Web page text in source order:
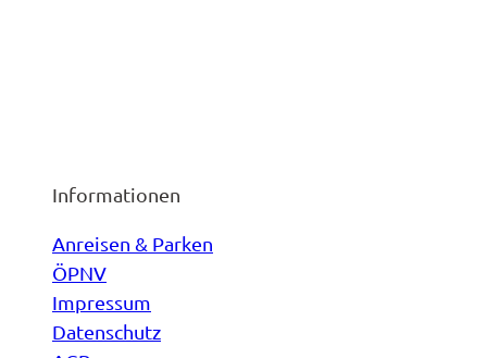
Informationen
Anreisen & Parken
ÖPNV
Impressum
Datenschutz